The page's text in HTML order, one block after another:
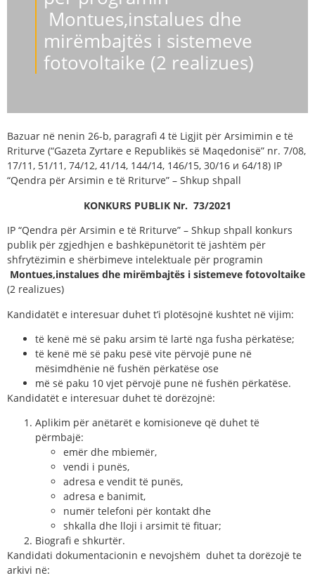
Montues,instalues dhe
mirëmbajtës i sistemeve
fotovoltaike (2 realizues)
Bazuar në nenin 26-b, paragrafi 4 të Ligjit për Arsimimin e të
Rriturve (“Gazeta Zyrtare e Republikës së Maqedonisë” nr. 7/08,
17/11, 51/11, 74/12, 41/14, 144/14, 146/15, 30/16 и 64/18) IP
“Qendra për Arsimin e të Rriturve” – Shkup shpall
KONKURS PUBLIK Nr. 73/2021
IP “Qendra për Arsimin e të Rriturve” – Shkup shpall konkurs
publik për zgjedhjen e bashkëpunëtorit të jashtëm për
shfrytëzimin e shërbimeve intelektuale për programin
Montues,instalues dhe mirëmbajtës i sistemeve fotovoltaike
(2 realizues)
Kandidatët e interesuar duhet t’i plotësojnë kushtet në vijim:
të kenë më së paku arsim të lartë nga fusha përkatëse;
të kenë më së paku pesë vite përvojë pune në
mësimdhënie në fushën përkatëse ose
më së paku 10 vjet përvojë pune në fushën përkatëse.
Kandidatët e interesuar duhet të dorëzojnë:
Aplikim për anëtarët e komisioneve që duhet të
përmbajë:
emër dhe mbiemër,
vendi i punës,
adresa e vendit të punës,
adresa e banimit,
numër telefoni për kontakt dhe
shkalla dhe lloji i arsimit të fituar;
Biografi e shkurtër.
Kandidati dokumentacionin e nevojshëm duhet ta dorëzojë te
arkivi në: